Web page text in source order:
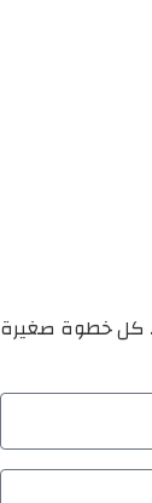
كل خطوة صغيرة